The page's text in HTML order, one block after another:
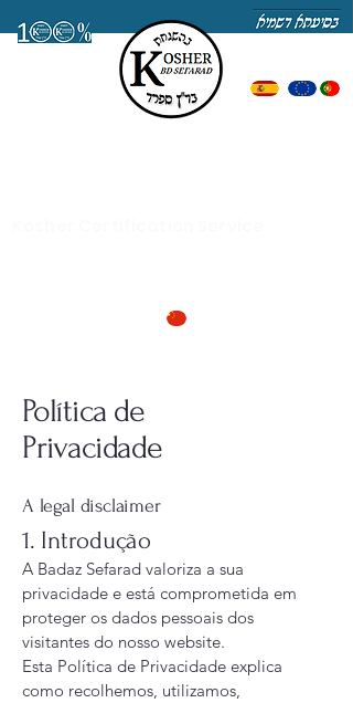
Política de
Privacidade
A legal disclaimer
1. Introdução
A Badaz Sefarad valoriza a sua
privacidade e está comprometida em
proteger os dados pessoais dos
visitantes do nosso website.
Esta Política de Privacidade explica
como recolhemos, utilizamos,